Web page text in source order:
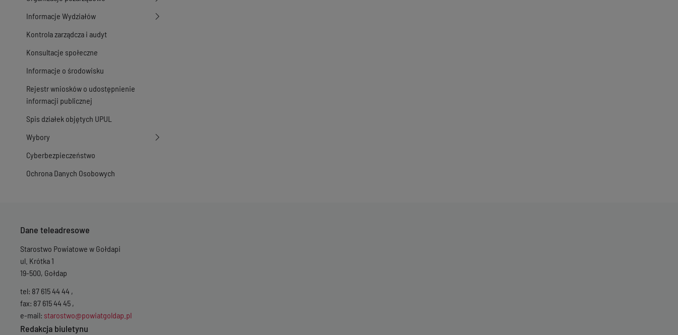
Informacje Wydziałów
Kontrola zarządcza i audyt
Konsultacje społeczne
Informacje o środowisku
Rejestr wniosków o udostępnienie
informacji publicznej
Spis działek objętych UPUL
Wybory
Cyberbezpieczeństwo
Ochrona Danych Osobowych
Dane teleadresowe
Starostwo Powiatowe w Gołdapi
ul. Krótka 1
19-500, Gołdap
tel: 87 615 44 44 ,
fax: 87 615 44 45 ,
e-mail: starostwo@powiatgoldap.pl
Redakcja biuletynu